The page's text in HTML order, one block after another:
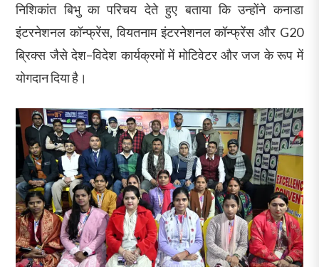
निशिकांत बिभु का परिचय देते हुए बताया कि उन्होंने कनाडा
इंटरनेशनल कॉन्फ्रेंस, वियतनाम इंटरनेशनल कॉन्फ्रेंस और G20
ब्रिक्स जैसे देश–विदेश कार्यक्रमों में मोटिवेटर और जज के रूप में
योगदान दिया है।